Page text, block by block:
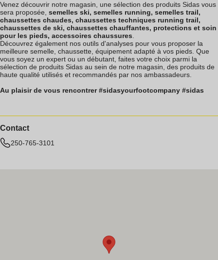
Venez découvrir notre magasin, une sélection des produits Sidas vous
sera proposée, semelles ski, semelles running, semelles trail,
chaussettes chaudes, chaussettes techniques running trail,
chaussettes de ski, chaussettes chauffantes, protections et soin
pour les pieds, accessoires chaussures.
Découvrez également nos outils d'analyses pour vous proposer la
meilleure semelle, chaussette, équipement adapté à vos pieds. Que
vous soyez un expert ou un débutant, faites votre choix parmi la
sélection de produits Sidas au sein de notre magasin, des produits de
haute qualité utilisés et recommandés par nos ambassadeurs.
Au plaisir de vous rencontrer #sidasyourfootcompany #sidas
Contact
250-765-3101